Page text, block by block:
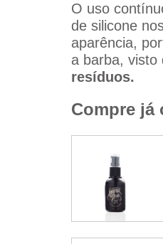
O uso
de silicone
aparência,
a barba, visto
resíduos.
Compre já